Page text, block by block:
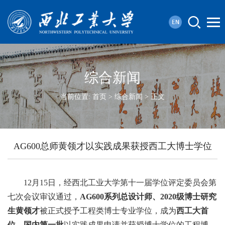
综合新闻
当前位置: 首页 > 综合新闻 > 正文
AG600总师黄领才以实践成果获授西工大博士学位
12月15日，经西北工业大学第十一届学位评定委员会第
七次会议审议通过， AG600系列总设计师、2020级博士研究
生黄领才被正式授予工程类博士专业学位，成为西工大首